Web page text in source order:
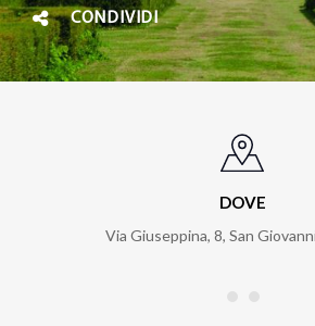
CONDIVIDI
DOVE
Via Giuseppina, 8, San